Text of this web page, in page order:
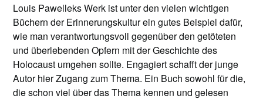
Louis Pawelleks Werk ist unter den vielen wichtigen
Büchern der Erinnerungskultur ein gutes Beispiel dafür,
wie man verantwortungsvoll gegenüber den getöteten
und überlebenden Opfern mit der Geschichte des
Holocaust umgehen sollte. Engagiert schafft der junge
Autor hier Zugang zum Thema. Ein Buch sowohl für die,
die schon viel über das Thema kennen und gelesen